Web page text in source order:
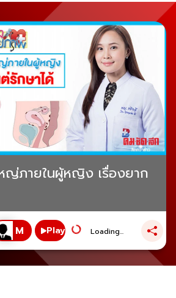
ภายในผู้หญิง เรื่องยาก
Play Loading...